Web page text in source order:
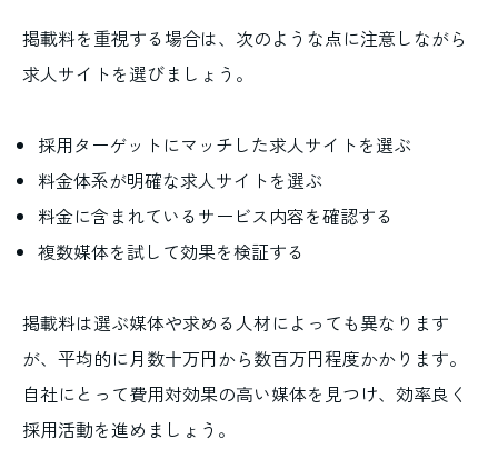
掲載料を重視する場合は、次のような点に注意しながら
求人サイトを選びましょう。
採用ターゲットにマッチした求人サイトを選ぶ
料金体系が明確な求人サイトを選ぶ
料金に含まれているサービス内容を確認する
複数媒体を試して効果を検証する
掲載料は選ぶ媒体や求める人材によっても異なります
が、平均的に月数十万円から数百万円程度かかります。
自社にとって費用対効果の高い媒体を見つけ、効率良く
採用活動を進めましょう。